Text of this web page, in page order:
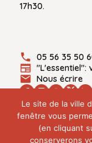
17h30.
05 56 35 50
"L'essentiel":
Nous écrire
Plan du site
Le site de la ville
fenêtre vous
(en cliquant
conserverons